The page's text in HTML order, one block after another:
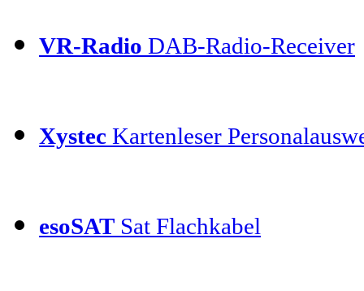
VR-Radio DAB-Radio-Receiver
Xystec Kartenleser
esoSAT Sat Flachkabel